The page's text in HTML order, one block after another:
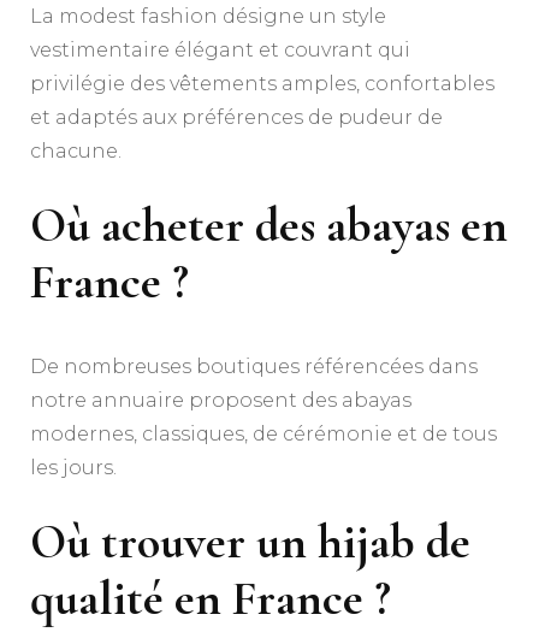
La modest fashion désigne un style
vestimentaire élégant et couvrant qui
privilégie des vêtements amples, confortables
et adaptés aux préférences de pudeur de
chacune.
Où acheter des abayas en
France ?
De nombreuses boutiques référencées dans
notre annuaire proposent des abayas
modernes, classiques, de cérémonie et de tous
les jours.
Où trouver un hijab de
qualité en France ?